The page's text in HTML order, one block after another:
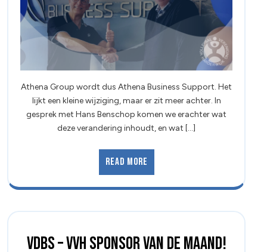
Athena Group wordt dus Athena Business Support. Het
lijkt een kleine wijziging, maar er zit meer achter. In
gesprek met Hans Benschop komen we erachter wat
deze verandering inhoudt, en wat [...]
Read More
VDBS – VVH SPONSOR VAN DE MAAND!